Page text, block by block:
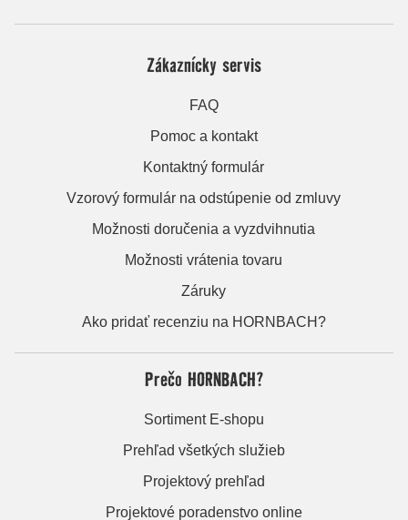
Zákaznícky servis
FAQ
Pomoc a kontakt
Kontaktný formulár
Vzorový formulár na odstúpenie od zmluvy
Možnosti doručenia a vyzdvihnutia
Možnosti vrátenia tovaru
Záruky
Ako pridať recenziu na HORNBACH?
Prečo HORNBACH?
Sortiment E-shopu
Prehľad všetkých služieb
Projektový prehľad
Projektové poradenstvo online